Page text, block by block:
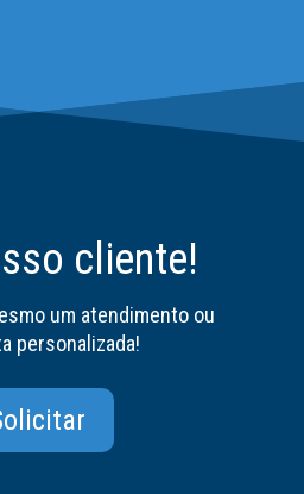
cliente!
um atendimento ou
personalizada!